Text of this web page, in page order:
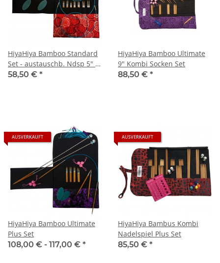
HiyaHiya Bamboo Standard
Set - austauschb. Ndsp 5" -
small
58,50 € *
HiyaHiya Bamboo Ultimate
9" Kombi Socken Set
88,50 € *
AUSVERKAUFT
HiyaHiya Bamboo Ultimate
Plus Set
108,00 € - 117,00 € *
AUSVERKAUFT
HiyaHiya Bambus Kombi
Nadelspiel Plus Set
85,50 € *